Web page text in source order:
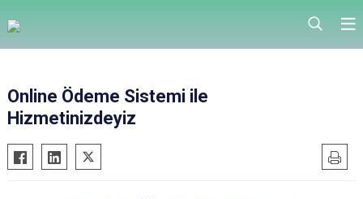
Online Ödeme Sistemi ile
Hizmetinizdeyiz